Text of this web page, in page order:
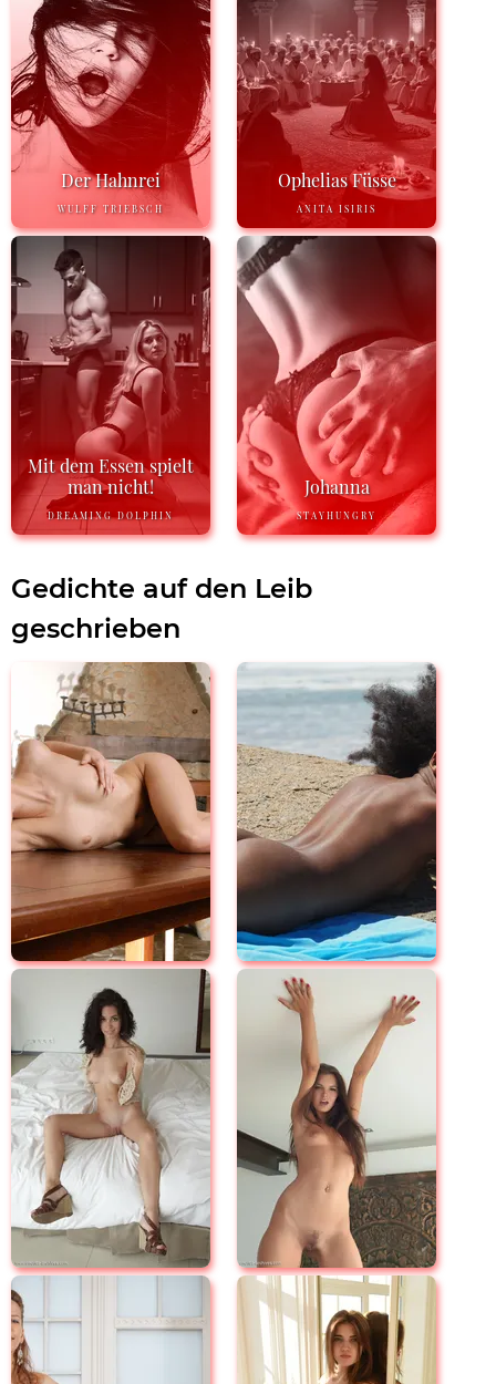
Der Hahnrei
WULFF TRIEBSCH
Ophelias Füsse
ANITA ISIRIS
Mit dem Essen spielt
man nicht!
DREAMING DOLPHIN
Johanna
STAYHUNGRY
Gedichte auf den Leib
geschrieben